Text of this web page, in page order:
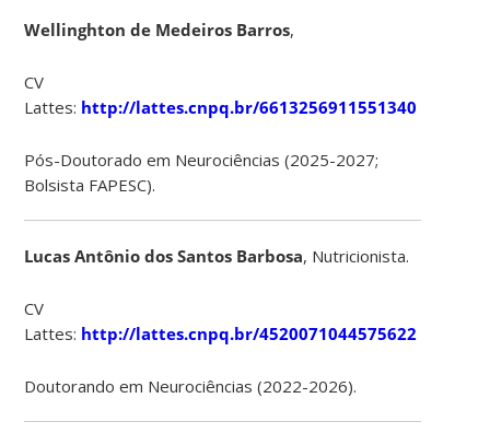
Wellinghton de Medeiros Barros,
CV
Lattes: http://lattes.cnpq.br/6613256911551340
Pós-Doutorado em Neurociências (2025-2027;
Bolsista FAPESC).
Lucas Antônio dos Santos Barbosa, Nutricionista.
CV
Lattes: http://lattes.cnpq.br/4520071044575622
Doutorando em Neurociências (2022-2026).